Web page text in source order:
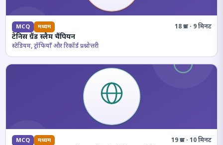
MCQ मध्यम 18 प्रश्न · 9 मिनट
टेनिस ग्रैंड स्लैम चैंपियन
स्टेडियम, ट्रॉफियाँ और रिकॉर्ड प्रश्नोत्तरी
MCQ मध्यम 19 प्रश्न · 10 मिनट